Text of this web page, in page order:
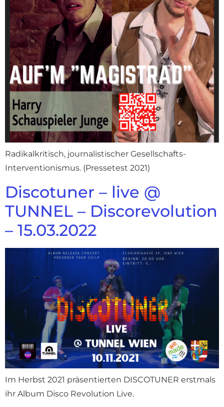
Radikalkritisch, journalistischer Gesellschafts-
Interventionismus. (Pressetest 2021)
Discotuner – live @
TUNNEL – Discorevolution
– 15.03.2022
Im Herbst 2021 präsentierten DISCOTUNER erstmals
ihr Album Disco Revolution Live.